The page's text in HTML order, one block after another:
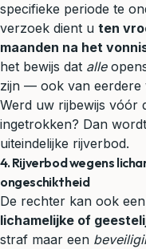
specifieke periode te
verzoek dient u ten
maanden na het
het bewijs dat alle
zijn — ook van eerdere
Werd uw rijbewijs vóór
ingetrokken? Dan
uiteindelijke rijverbod.
4. Rijverbod wegens
ongeschiktheid
De rechter kan ook
lichamelijke of
straf maar een